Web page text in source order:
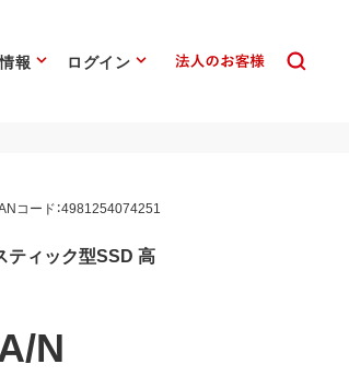
報 ログイン
コード：4981254074251
ティック型SSD 高
N